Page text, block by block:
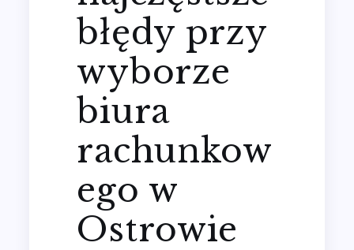
błędy przy
wyborze
biura
rachunkow
ego w
Ostrowie